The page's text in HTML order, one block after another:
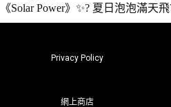
《Solar Power》✨? 夏日泡泡滿天
Privacy Policy
網上商店